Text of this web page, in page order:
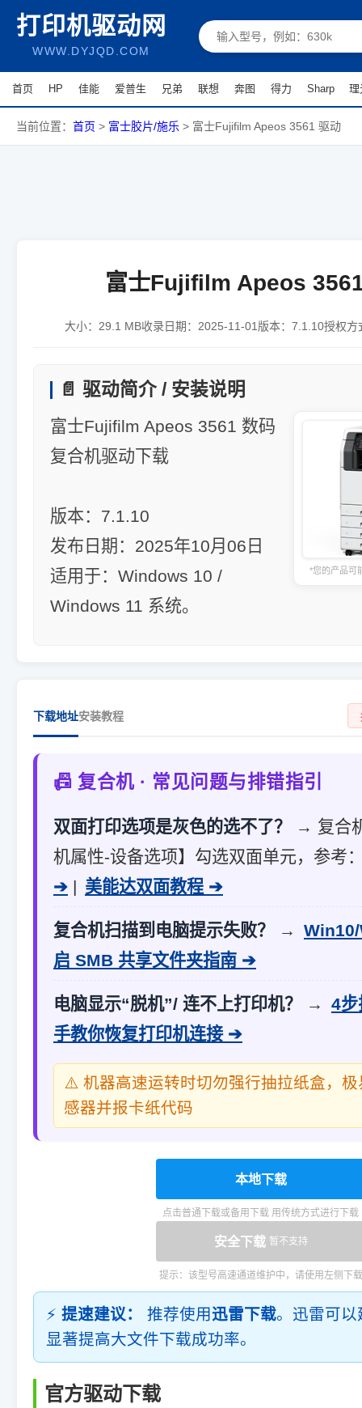
打印机驱动网
WWW.DYJQD.COM
首页 HP 佳能 爱普生 兄弟 联想 奔图 得力 Sharp 理
当前位置： 首页 > 富士胶片/施乐 > 富士Fujifilm Apeos 3561 驱动
富士Fujifilm Apeos
大小： 29.1 MB收录日期： 2025-11-01 版本： 7.1.10授权方
📄 驱动简介 / 安装说明
*您的产品可
富士Fujifilm Apeos 3561 数码
复合机驱动下载
版本：7.1.10
发布日期：2025年10月06日
适用于：Windows 10 /
Windows 11 系统。
下载地址安装教程
📠 复合机 · 常见问题与排错指引
双面打印选项是灰色的选不了？
→ 复合
机属性-设备选项】勾选双面单元，参考
➔ | 美能达双面教程 ➔
复合机扫描到电脑提示失败？ →
启 SMB 共享文件夹指南 ➔
电脑显示“脱机”/ 连不上打印机？ →
4步
手教你恢复打印机连接 ➔
⚠️ 机器高速运转时切勿强行抽拉纸盒，
感器并报卡纸代码
本地下载
点击普通下载或备用下载 用传统方式进行下载
安全下载 暂不支持
提示：该型号高速通道维护中，请使用左侧下载
⚡ 提速建议： 推荐使用迅雷下载。迅雷可
显著提高大文件下载成功率。
官方驱动下载